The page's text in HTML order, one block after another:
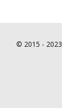
© 2015 - 2023